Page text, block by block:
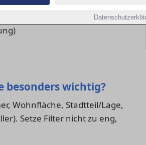
besonders wichtig?
Wohnfläche, Stadtteil/Lage,
Setze Filter nicht zu eng,